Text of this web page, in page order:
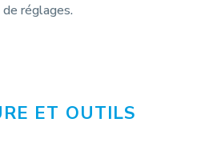
réglages.
ET OUTILS